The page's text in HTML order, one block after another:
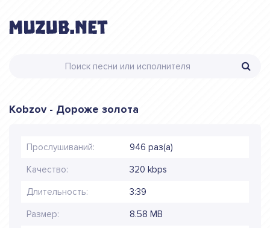
Kobzov - Дороже золота
Прослушиваний: 946 раз(а)
Качество: 320 kbps
Длительность: 3:39
Размер: 8.58 MB